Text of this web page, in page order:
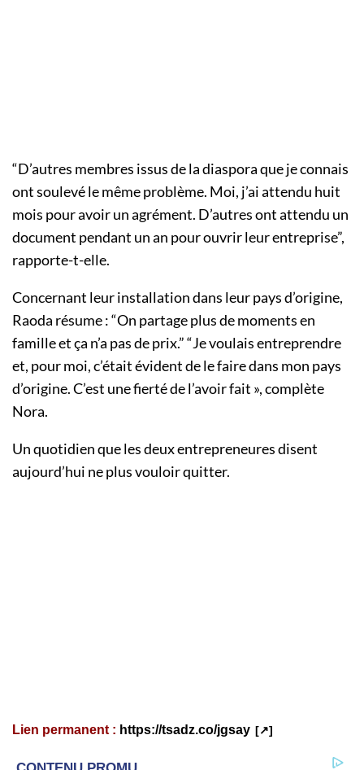
“D’autres membres issus de la diaspora que je connais
ont soulevé le même problème. Moi, j’ai attendu huit
mois pour avoir un agrément. D’autres ont attendu un
document pendant un an pour ouvrir leur entreprise”,
rapporte-t-elle.
Concernant leur installation dans leur pays d’origine,
Raoda résume : “On partage plus de moments en
famille et ça n’a pas de prix.” “Je voulais entreprendre
et, pour moi, c’était évident de le faire dans mon pays
d’origine. C’est une fierté de l’avoir fait », complète
Nora.
Un quotidien que les deux entrepreneures disent
aujourd’hui ne plus vouloir quitter.
Lien permanent : https://tsadz.co/jgsay